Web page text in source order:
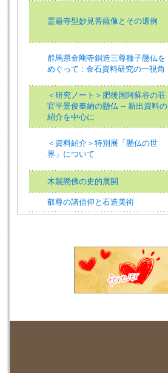
霊巌寺型妙見菩薩像とその遺例
群馬県金剛寺銅造三尊種子懸仏を
めぐって : 金石資料研究の一視角
＜研究ノート＞肥後国阿蘇谷の荘
官平景俊奉納の懸仏 -- 新出資料の
紹介を中心に
＜資料紹介＞特別展「懸仏の世
界」について
木製懸佛の史的展開
叡尊の諸信仰と石造美術